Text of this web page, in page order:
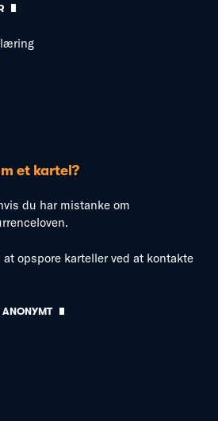
et kartel?
du har mistanke om
opspore karteller ved at kontakte
ANONYMT